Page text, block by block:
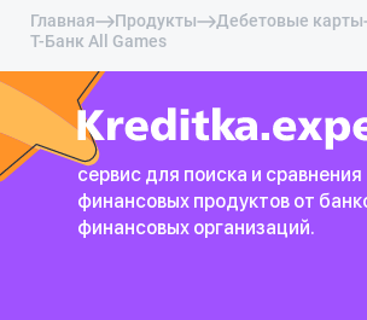
Главная Продукты
Дебетовые карты
Т-Банк All Games
сервис для поиска и сравнения
финансовых продуктов от
финансовых организаций.